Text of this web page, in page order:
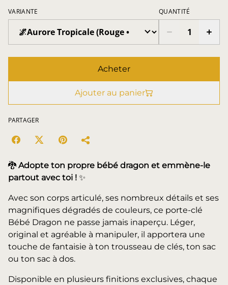
VARIANTE QUANTITÉ
Acheter
Ajouter au panier
PARTAGER
🐉 Adopte ton propre bébé dragon et emmène-le
partout avec toi ! ✨
Avec son corps articulé, ses nombreux détails et ses
magnifiques dégradés de couleurs, ce porte-clé
Bébé Dragon ne passe jamais inaperçu. Léger,
original et agréable à manipuler, il apportera une
touche de fantaisie à ton trousseau de clés, ton sac
ou ton sac à dos.
Disponible en plusieurs finitions exclusives, chaque